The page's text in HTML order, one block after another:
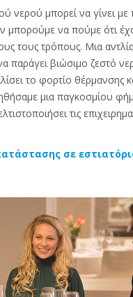
νερού μπορεί να γίνει
μπορούμε να πούμε ότι
τους τρόπους. Μια
παράγει βιώσιμο ζεστό
το φορτίο θέρμανσης
μια παγκοσμίου
τις
σε